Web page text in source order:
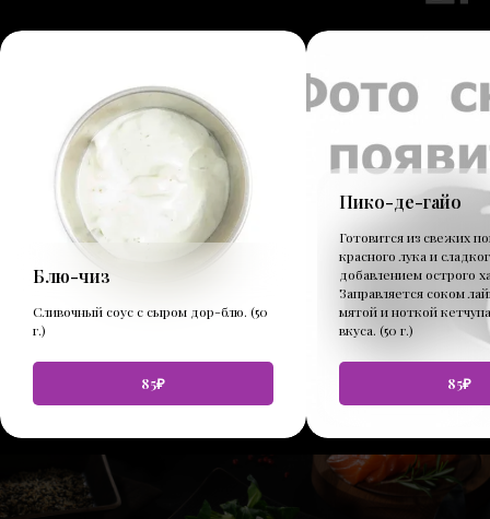
Блю-чиз
Сливочный соус с сыром дор-блю. (50
г.)
85₽
Пико-де-гайо
Готовится из свежих
красного лука и
добавлением острого
Заправляется соком
мятой и ноткой
вкуса. (50 г.)
85₽